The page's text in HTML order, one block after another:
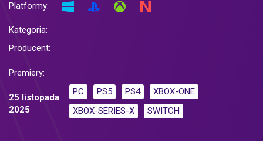
Platformy:
Kategoria:
Producent:
Premiery:
25 listopada
2025
PC PS5 PS4
XBOX-ONE
XBOX-SERIES-X
SWITCH